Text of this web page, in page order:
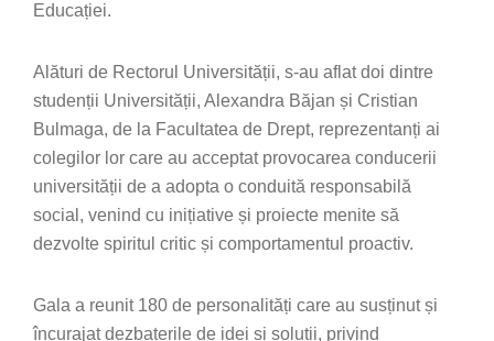
Educației.
Alături de Rectorul Universității, s-au aflat doi dintre
studenții Universității, Alexandra Băjan și Cristian
Bulmaga, de la Facultatea de Drept, reprezentanți ai
colegilor lor care au acceptat provocarea conducerii
universității de a adopta o conduită responsabilă
social, venind cu inițiative și proiecte menite să
dezvolte spiritul critic și comportamentul proactiv.
Gala a reunit 180 de personalități care au susținut și
încurajat dezbaterile de idei și soluții, privind